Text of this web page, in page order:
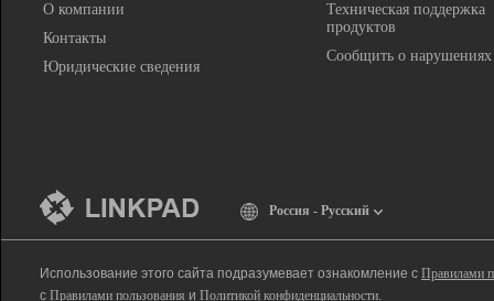
О компании
Контакты
Юридические сведения
Техническая поддержка
продуктов
Сообщить о нарушениях
Россия - Русский
Использование этого сайта подразумевает ознакомление с Правилами
с Правилами пользования и Политикой конфиденциальности.